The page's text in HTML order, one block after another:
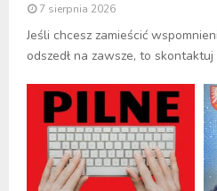
7 sierpnia 2026
Jeśli chcesz zamieścić
odszedł na zawsze, to skontaktuj